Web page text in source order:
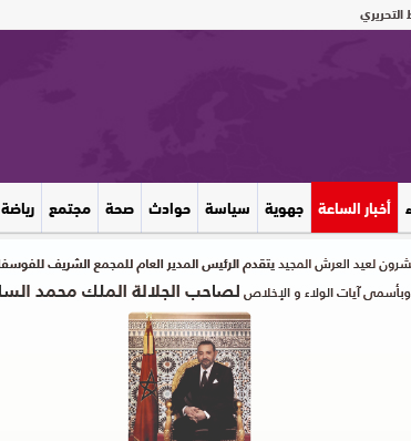
التحريري
أخبار الساعة جهوية سياسة حوادث صحة مجتمع رياضة